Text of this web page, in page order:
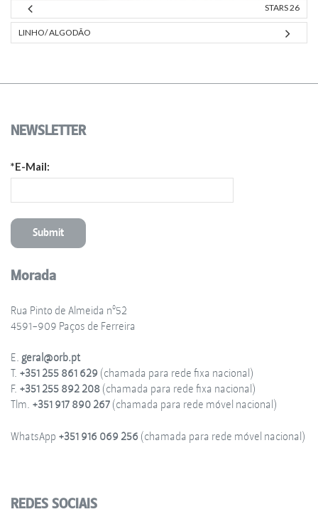
STARS 26
LINHO/ ALGODÃO
NEWSLETTER
*E-Mail:
Morada
Rua Pinto de Almeida nº52
4591-909 Paços de Ferreira
E.geral@orb.pt
T. +351 255 861 629 (chamada para rede fixa nacional)
F. +351 255 892 208(chamada para rede fixa nacional)
Tlm. +351 917 890 267(chamada para rede móvel nacional)
WhatsApp +351 916 069 256 (chamada para rede móvel nacional)
REDES SOCIAIS